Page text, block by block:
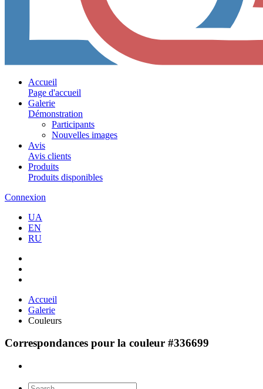
Accueil
Page d'accueil
Galerie
Démonstration
Participants
Nouvelles images
Avis
Avis clients
Produits
Produits disponibles
Connexion
UA
EN
RU
Accueil
Galerie
Couleurs
Correspondances pour la couleur #336699